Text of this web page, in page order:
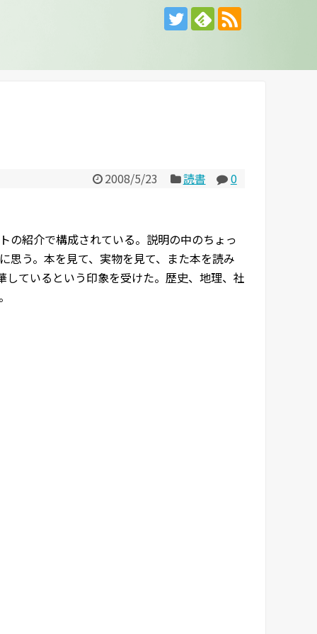
2008/5/23 読書
0
の紹介で構成されている。説明の中のちょっ
思う。本を見て、実物を見て、また本を読み
ているという印象を受けた。歴史、地理、社